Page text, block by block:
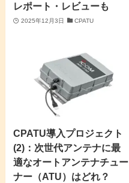
レポート・レビューも
2025年12月3日 CPATU
CPATU導入プロジェクト
(2)：次世代アンテナに最
適なオートアンテナチュー
ナー（ATU）はどれ？